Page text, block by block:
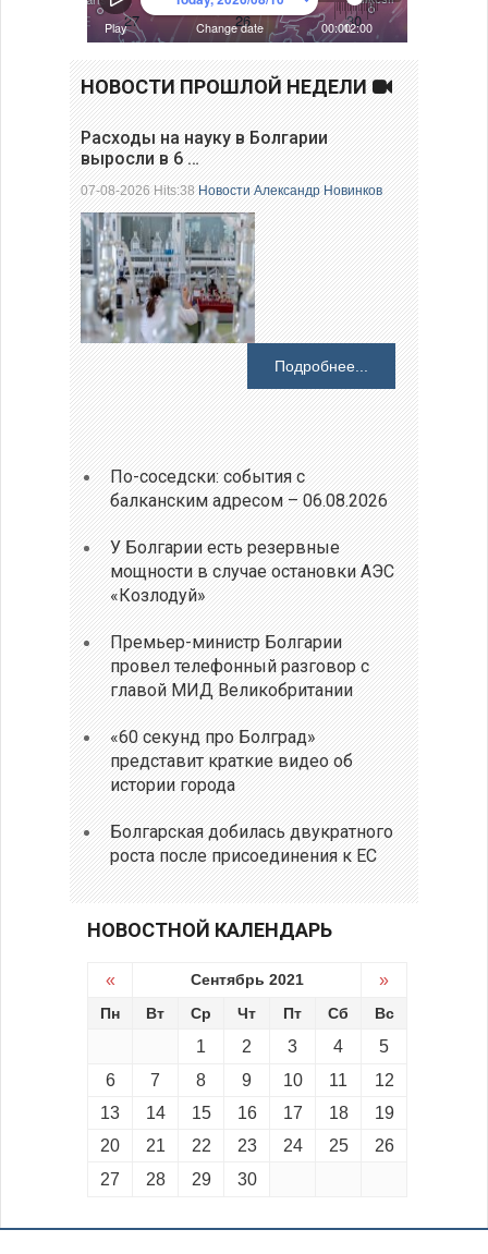
НОВОСТИ ПРОШЛОЙ НЕДЕЛИ
Расходы на науку в Болгарии
выросли в 6 …
07-08-2026 Hits:38Новости Александр Новинков
Подробнее...
По-соседски: события с
балканским адресом – 06.08.2026
У Болгарии есть резервные
мощности в случае остановки АЭС
«Козлодуй»
Премьер-министр Болгарии
провел телефонный разговор с
главой МИД Великобритании
«60 секунд про Болград»
представит краткие видео об
истории города
Болгарская добилась двукратного
роста после присоединения к ЕС
НОВОСТНОЙ КАЛЕНДАРЬ
« Сентябрь 2021 »
Пн Вт Ср Чт Пт Сб Вс
1 2 3 4
5
6
7 8 9 10 11
12
13
14 15 16 17 18
19
20
21 22 23 24 25
26
27
28 29 30